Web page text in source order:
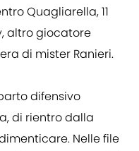
Quagliarella, 11
altro giocatore
di mister Ranieri.
difensivo
di rientro dalla
Nelle file